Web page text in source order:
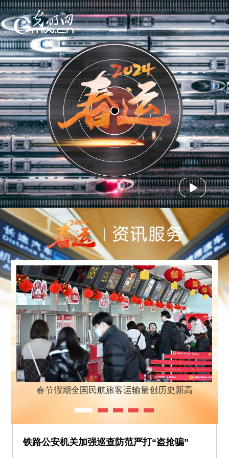
春节假期全国民航旅客运输量创历史新高
铁路公安机关加强巡查防范严打“盗抢骗”